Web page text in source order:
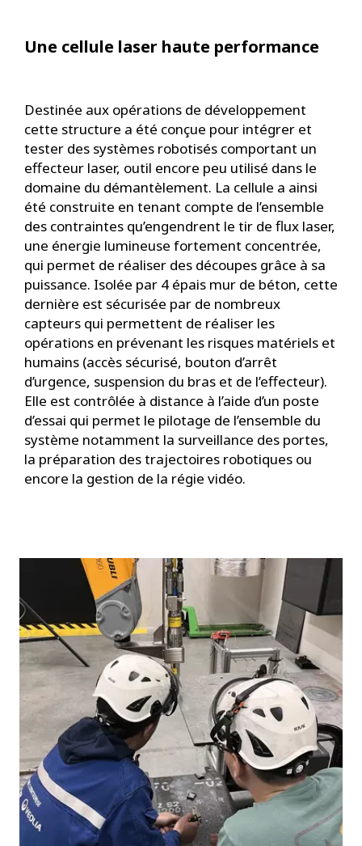
Une cellule laser haute performance
Destinée aux opérations de développement
cette structure a été conçue pour intégrer et
tester des systèmes robotisés comportant un
effecteur laser, outil encore peu utilisé dans le
domaine du démantèlement. La cellule a ainsi
été construite en tenant compte de l’ensemble
des contraintes qu’engendrent le tir de flux laser,
une énergie lumineuse fortement concentrée,
qui permet de réaliser des découpes grâce à sa
puissance. Isolée par 4 épais mur de béton, cette
dernière est sécurisée par de nombreux
capteurs qui permettent de réaliser les
opérations en prévenant les risques matériels et
humains (accès sécurisé, bouton d’arrêt
d’urgence, suspension du bras et de l’effecteur).
Elle est contrôlée à distance à l’aide d’un poste
d’essai qui permet le pilotage de l’ensemble du
système notamment la surveillance des portes,
la préparation des trajectoires robotiques ou
encore la gestion de la régie vidéo.